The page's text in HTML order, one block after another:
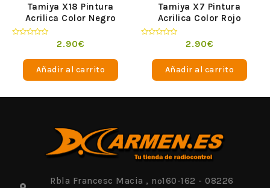
Tamiya X18 Pintura
Acrilica Color Negro
2.90€
Añadir al carrito
Tamiya X7 Pintura
Acrilica Color Rojo
2.90€
Añadir al carrito
Rbla Francesc Macia , nº160-162 - 08226